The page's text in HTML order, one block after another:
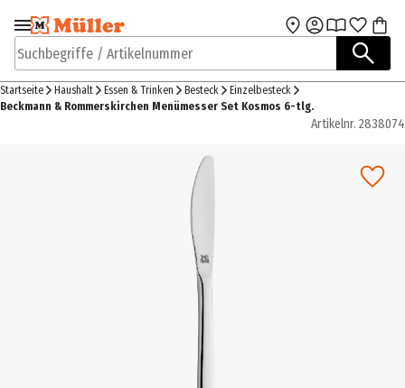
Zur Navigation
springen
Zum Hauptinhalt
Suchbegriffe / Artikelnummer
Startseite Haushalt Essen & Trinken Besteck
Einzelbesteck
Beckmann & Rommerskirchen Menümesser Set Kosmos 6-tlg.
Artikelnr. 2838074